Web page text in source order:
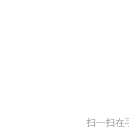
扫一扫在